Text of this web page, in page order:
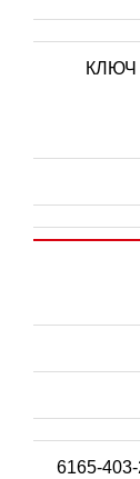
КЛЮЧ
6165-